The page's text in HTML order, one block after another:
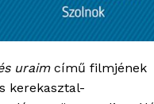
uraimcímű filmjének
kerekasztal-